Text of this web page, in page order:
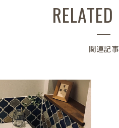
関連記事